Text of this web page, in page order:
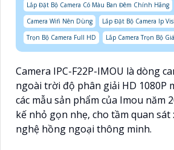
Lắp Đặt Bộ Camera Có Màu Ban Đêm Chính Hãng
Camera Wifi Nên Dùng
Lắp Đặt Bộ Camera Ip
Trọn Bộ Camera Full HD
Lắp Camera Trọn Bộ
Camera IPC-F22P-IMOU là dòng
ngoài trời độ phân giải HD 1080P
các mẫu sản phẩm của Imou năm
kế nhỏ gọn nhẹ, cho tầm quan sát
nghệ hồng ngoại thông minh.